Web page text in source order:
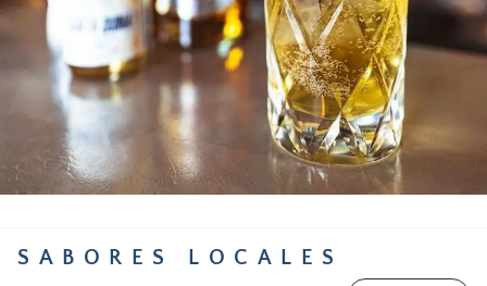
SABORES LOCALES